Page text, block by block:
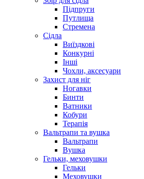
Підпруги
Путлища
Стремена
Сідла
Виїздкові
Конкурні
Інші
Чохли, аксесуари
Захист для ніг
Ногавки
Бинти
Ватники
Кобури
Терапія
Вальтрапи та вушка
Вальтрапи
Вушка
Гельки, меховушки
Гельки
Меховушки